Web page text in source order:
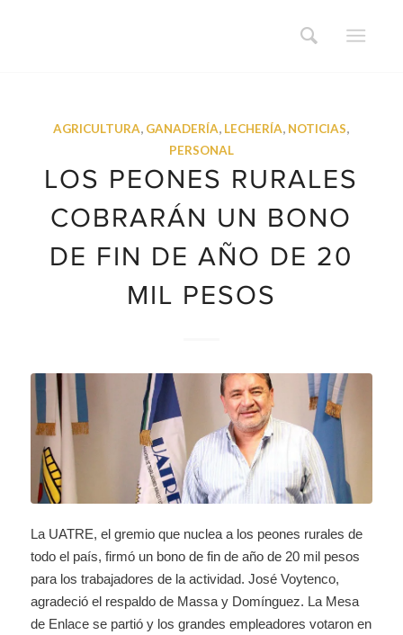
AGRICULTURA, GANADERÍA, LECHERÍA, NOTICIAS,
PERSONAL
LOS PEONES RURALES
COBRARÁN UN BONO
DE FIN DE AÑO DE 20
MIL PESOS
La UATRE, el gremio que nuclea a los peones rurales de
todo el país, firmó un bono de fin de año de 20 mil pesos
para los trabajadores de la actividad. José Voytenco,
agradeció el respaldo de Massa y Domínguez. La Mesa
de Enlace se partió y los grandes empleadores votaron en